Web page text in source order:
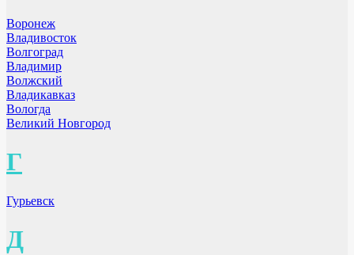
Воронеж
Владивосток
Волгоград
Владимир
Волжский
Владикавказ
Вологда
Великий Новгород
Г
Гурьевск
Д